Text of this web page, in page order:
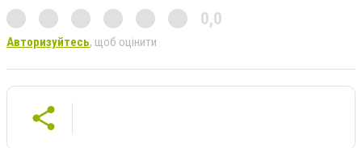
0,0
Авторизуйтесь, щоб оцінити